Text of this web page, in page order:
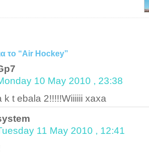
το “Air Hockey”
10 May 2010 , 23:38
k t ebala 2!!!!!Wiiiiii xaxa
11 May 2010 , 12:41